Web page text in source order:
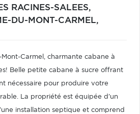
RACINES-SALEES,
DU-MONT-CARMEL,
Carmel, charmante cabane à
Belle petite cabane à sucre offrant
nécessaire pour produire votre
La propriété est équipée d'un
installation septique et comprend